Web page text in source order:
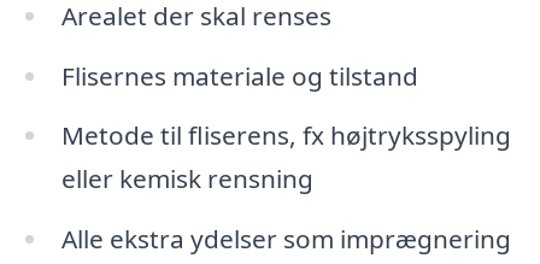
Arealet der skal renses
Flisernes materiale og tilstand
Metode til fliserens, fx højtryksspyling
eller kemisk rensning
Alle ekstra ydelser som imprægnering